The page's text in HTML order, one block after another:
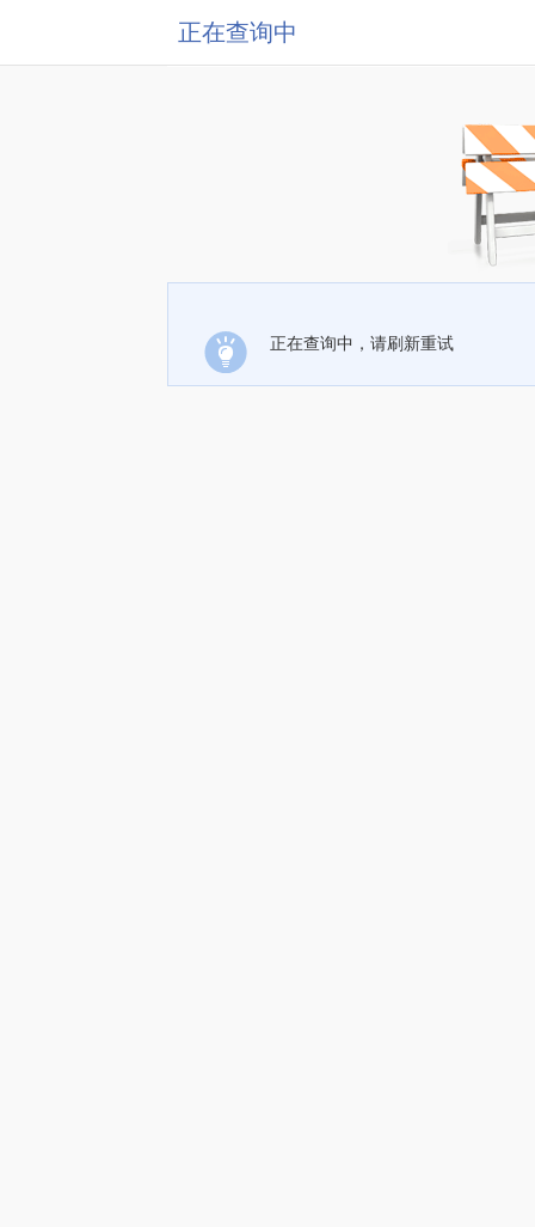
正在查询中
正在查询中，请刷新重试